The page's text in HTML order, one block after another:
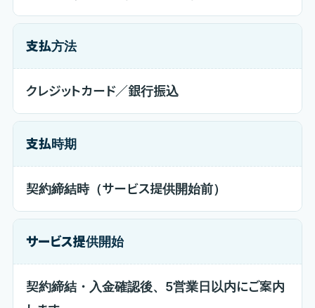
支払方法
クレジットカード／銀行振込
支払時期
契約締結時（サービス提供開始前）
サービス提供開始
契約締結・入金確認後、5営業日以内にご案内